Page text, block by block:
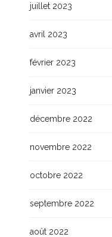
juillet 2023
avril 2023
février 2023
janvier 2023
décembre 2022
novembre 2022
octobre 2022
septembre 2022
août 2022